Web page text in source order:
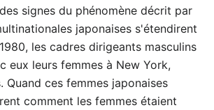
signes du phénomène décrit par
japonaises s'étendirent
les cadres dirigeants masculins
eux leurs femmes à New York,
Quand ces femmes japonaises
comment les femmes étaient